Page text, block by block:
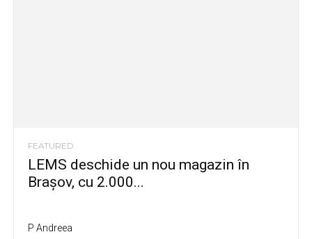
FEATURED
LEMS deschide un nou magazin în
Brașov, cu 2.000...
P Andreea